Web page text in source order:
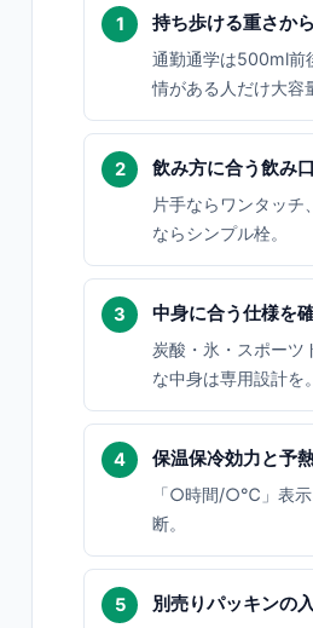
持ち歩ける重さか
通勤通学は500ml前
情がある人だけ大容
飲み方に合う飲み
片手ならワンタッチ
ならシンプル栓。
中身に合う仕様を
炭酸・氷・スポーツ
な中身は専用設計を。
保温保冷効力と予
「○時間/○℃」表示
断。
別売りパッキンの